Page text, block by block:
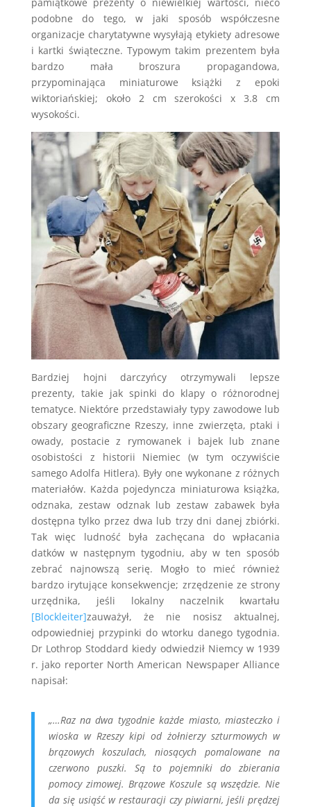
podobne do tego, w jaki sposób współczesne
organizacje charytatywne wysyłają etykiety adresowe
i kartki świąteczne. Typowym takim prezentem była
bardzo mała broszura propagandowa,
przypominająca miniaturowe książki z epoki
wiktoriańskiej; około 2 cm szerokości x 3.8 cm
wysokości.
Bardziej hojni darczyńcy otrzymywali lepsze
prezenty, takie jak spinki do klapy o różnorodnej
tematyce. Niektóre przedstawiały typy zawodowe lub
obszary geograficzne Rzeszy, inne zwierzęta, ptaki i
owady, postacie z rymowanek i bajek lub znane
osobistości z historii Niemiec (w tym oczywiście
samego Adolfa Hitlera). Były one wykonane z różnych
materiałów. Każda pojedyncza miniaturowa książka,
odznaka, zestaw odznak lub zestaw zabawek była
dostępna tylko przez dwa lub trzy dni danej zbiórki.
Tak więc ludność była zachęcana do wpłacania
datków w następnym tygodniu, aby w ten sposób
zebrać najnowszą serię. Mogło to mieć również
bardzo irytujące konsekwencje; zrzędzenie ze strony
urzędnika, jeśli lokalny naczelnik kwartału
[Blockleiter]zauważył, że nie nosisz aktualnej,
odpowiedniej przypinki do wtorku danego tygodnia.
Dr Lothrop Stoddard kiedy odwiedził Niemcy w 1939
r. jako reporter North American Newspaper Alliance
napisał:
„…Raz na dwa tygodnie każde miasto, miasteczko i
wioska w Rzeszy kipi od żołnierzy szturmowych w
brązowych koszulach, niosących pomalowane na
czerwono puszki. Są to pojemniki do zbierania
pomocy zimowej. Brązowe Koszule są wszędzie. Nie
da się usiąść w restauracji czy piwiarni, jeśli prędzej